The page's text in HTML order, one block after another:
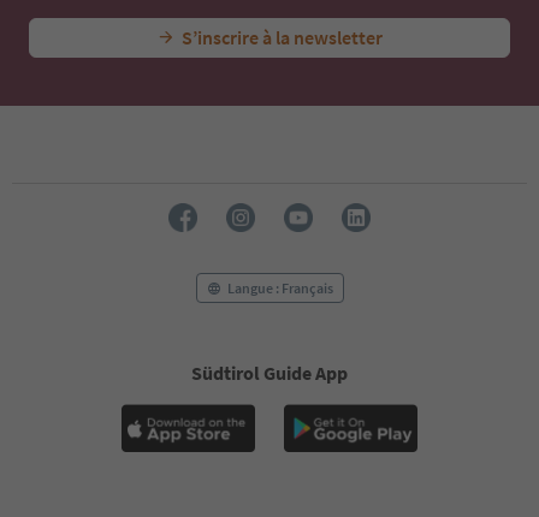
S’inscrire à la newsletter
Langue : Français
Südtirol Guide App